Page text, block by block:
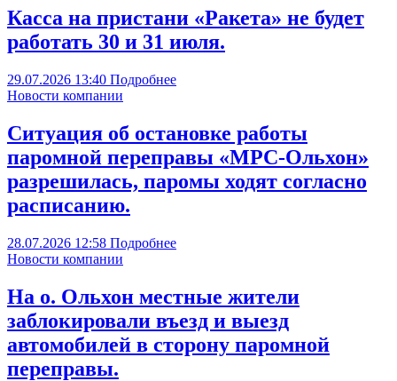
Касса на пристани «Ракета» не будет
работать 30 и 31 июля.
29.07.2026 13:40 Подробнее
Новости компании
Ситуация об остановке работы
паромной переправы «МРС-Ольхон»
разрешилась, паромы ходят согласно
расписанию.
28.07.2026 12:58 Подробнее
Новости компании
На о. Ольхон местные жители
заблокировали въезд и выезд
автомобилей в сторону паромной
переправы.